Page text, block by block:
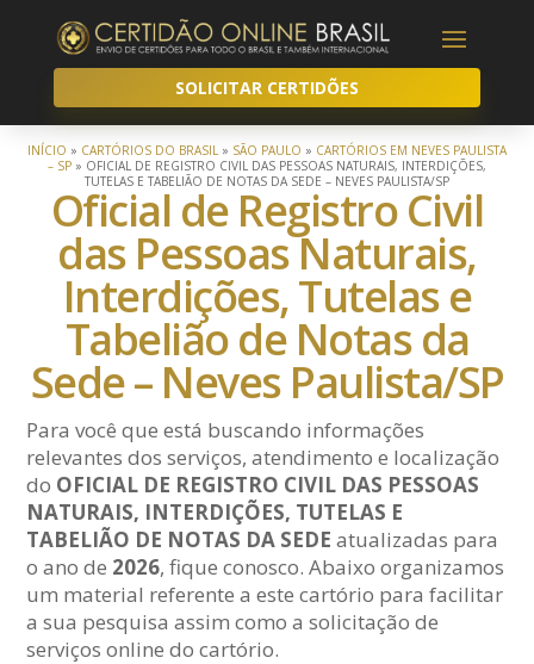
SOLICITAR CERTIDÕES
INÍCIO » CARTÓRIOS DO BRASIL » SÃO PAULO » CARTÓRIOS EM NEVES PAULISTA
– SP » OFICIAL DE REGISTRO CIVIL DAS PESSOAS NATURAIS, INTERDIÇÕES,
TUTELAS E TABELIÃO DE NOTAS DA SEDE – NEVES PAULISTA/SP
Oficial de Registro Civil
das Pessoas Naturais,
Interdições, Tutelas e
Tabelião de Notas da
Sede – Neves Paulista/SP
Para você que está buscando informações
relevantes dos serviços, atendimento e localização
do OFICIAL DE REGISTRO CIVIL DAS PESSOAS
NATURAIS, INTERDIÇÕES, TUTELAS E
TABELIÃO DE NOTAS DA SEDE atualizadas para
o ano de 2026, fique conosco. Abaixo organizamos
um material referente a este cartório para facilitar
a sua pesquisa assim como a solicitação de
serviços online do cartório.